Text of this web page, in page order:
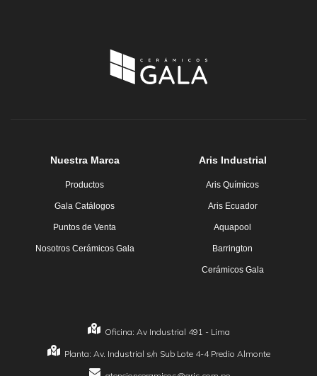
Oficina: Av Industrial 491 - Lima
Planta: Av. Industrial s/n Sub Lote 4-4 Predio Almonte
Nuestra Marca
Productos
Gala Catálogos
Puntos de Venta
Nosotros Cerámicos Gala
Aris Industrial
Aris Químicos
Aris Ecuador
Aquapool
Barrington
Cerámicos Gala